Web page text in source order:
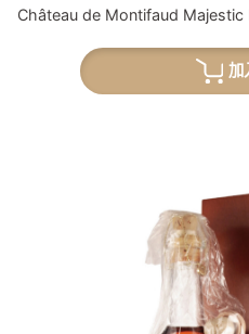
Château de Montifaud
加